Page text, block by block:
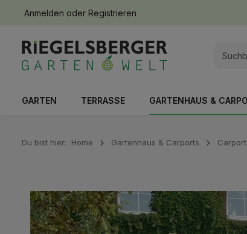
Zur Hauptnavigation springen
Anmelden oder Registrieren
GARTEN TERRASSE GARTENHAUS &
Du bist hier: Home Gartenhaus & Carports
Bildergalerie überspringen